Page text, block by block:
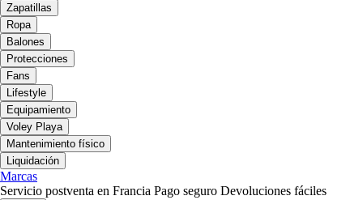
Zapatillas
Ropa
Balones
Protecciones
Fans
Lifestyle
Equipamiento
Voley Playa
Mantenimiento físico
Liquidación
Marcas
Servicio postventa en Francia Pago seguro Devoluciones fáciles